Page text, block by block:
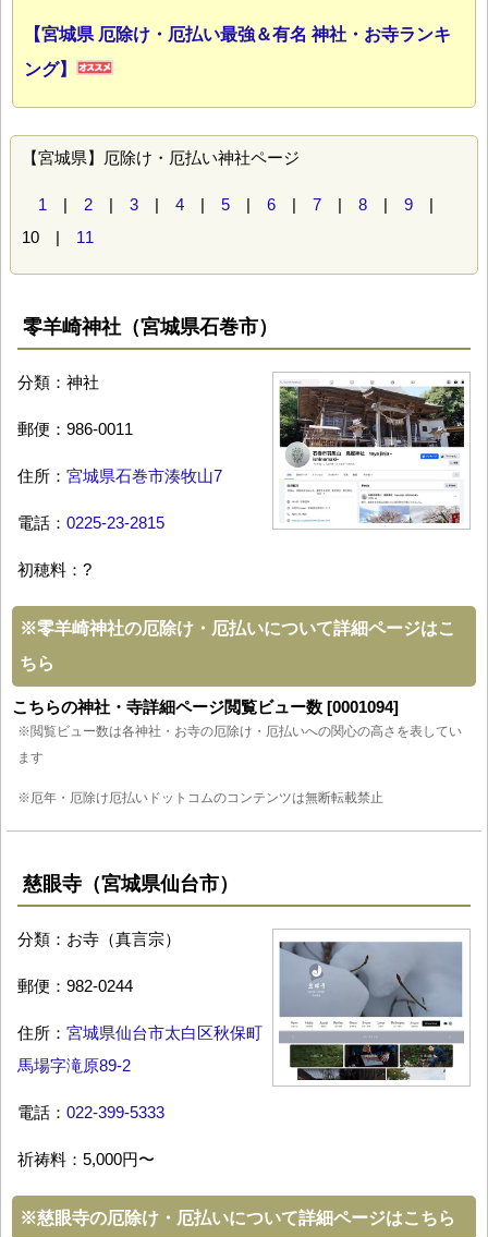
【宮城県 厄除け・厄払い最強＆有名 神社・お寺ランキ
ング】
【宮城県】厄除け・厄払い神社ページ
1 | 2 | 3 | 4 | 5 | 6 | 7 | 8 | 9 |
10 | 11
零羊崎神社（宮城県石巻市）
分類：神社
郵便：986-0011
住所： 宮城県石巻市湊牧山7
電話： 0225-23-2815
初穂料：?
※零羊崎神社の厄除け・厄払いについて詳細ページはこ
ちら
こちらの神社・寺詳細ページ閲覧ビュー数 [0001094]
※閲覧ビュー数は各神社・お寺の厄除け・厄払いへの関心の高さを表してい
ます
※厄年・厄除け厄払いドットコムのコンテンツは無断転載禁止
慈眼寺（宮城県仙台市）
分類：お寺（真言宗）
郵便：982-0244
住所： 宮城県仙台市太白区秋保町
馬場字滝原89-2
電話： 022-399-5333
祈祷料：5,000円〜
※慈眼寺の厄除け・厄払いについて詳細ページはこちら